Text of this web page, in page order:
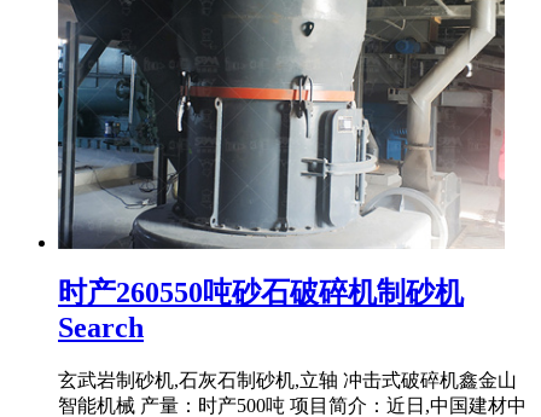
时产260550吨砂石破碎机制砂机
Search
玄武岩制砂机,石灰石制砂机,立轴 冲击式破碎机鑫金山
智能机械 产量：时产500吨 项目简介：近日,中国建材中